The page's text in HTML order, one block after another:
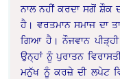
ਨਾਲ ਨਹੀਂ ਕਰਦਾ ਸਗੋਂ
ਹੈ। ਵਰਤਮਾਨ ਸਮਾਜ ਦਾ
ਗਿਆ ਹੈ। ਨੌਜਵਾਨ ਪੀੜ੍ਹੀ
ਉਨ੍ਹਾਂ ਨੂੰ ਪੁਰਾਤਨ
ਮਨੁੱਖ ਨੂੰ ਕਰਜ਼ੇ ਦੀ ਲਪੇਟ